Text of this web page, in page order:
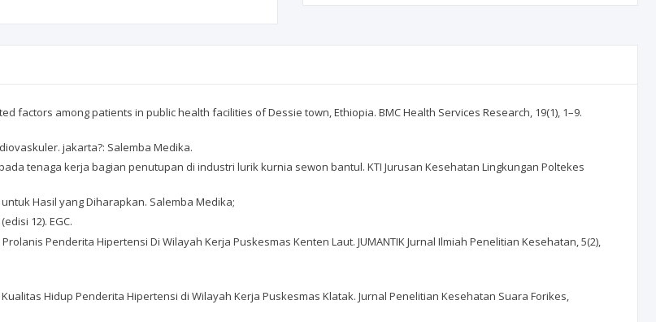
factors among patients in public health facilities of Dessie town, Ethiopia. BMC Health Services Research, 19(1), 1–9.
jakarta?: Salemba Medika.
tenaga kerja bagian penutupan di industri lurik kurnia sewon bantul. KTI Jurusan Kesehatan Lingkungan Poltekes
untuk Hasil yang Diharapkan. Salemba Medika;
12). EGC.
Penderita Hipertensi Di Wilayah Kerja Puskesmas Kenten Laut. JUMANTIK Jurnal Ilmiah Penelitian Kesehatan, 5(2),
Kualitas Hidup Penderita Hipertensi di Wilayah Kerja Puskesmas Klatak. Jurnal Penelitian Kesehatan Suara Forikes,